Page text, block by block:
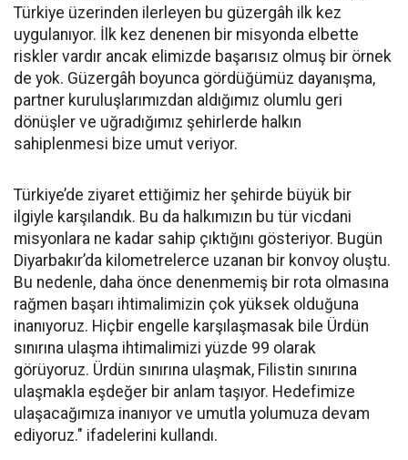
Türkiye üzerinden ilerleyen bu güzergâh ilk kez
uygulanıyor. İlk kez denenen bir misyonda elbette
riskler vardır ancak elimizde başarısız olmuş bir örnek
de yok. Güzergâh boyunca gördüğümüz dayanışma,
partner kuruluşlarımızdan aldığımız olumlu geri
dönüşler ve uğradığımız şehirlerde halkın
sahiplenmesi bize umut veriyor.
Türkiye’de ziyaret ettiğimiz her şehirde büyük bir
ilgiyle karşılandık. Bu da halkımızın bu tür vicdani
misyonlara ne kadar sahip çıktığını gösteriyor. Bugün
Diyarbakır’da kilometrelerce uzanan bir konvoy oluştu.
Bu nedenle, daha önce denenmemiş bir rota olmasına
rağmen başarı ihtimalimizin çok yüksek olduğuna
inanıyoruz. Hiçbir engelle karşılaşmasak bile Ürdün
sınırına ulaşma ihtimalimizi yüzde 99 olarak
görüyoruz. Ürdün sınırına ulaşmak, Filistin sınırına
ulaşmakla eşdeğer bir anlam taşıyor. Hedefimize
ulaşacağımıza inanıyor ve umutla yolumuza devam
ediyoruz." ifadelerini kullandı.